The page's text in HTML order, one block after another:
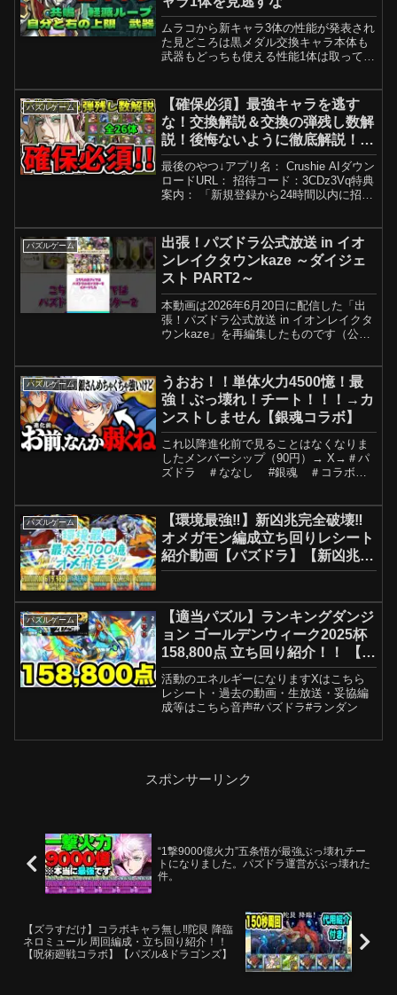
ムラコから新キャラ3体の性能が発表され
た見どころは黒メダル交換キャラ本体も
武器もどっちも使える性能1体は取ってお
す】この動画が役に立ったら、ぜひ...
パズルゲーム
【確保必須】最強キャラを逃す
な！交換解説＆交換の弾残し数解
説！後悔ないように徹底解説！ぬ
らりひょん/式神使いと妖【パズ
ドラ】
最後のやつ↓アプリ名： Crushie AIダウン
ロードURL： 招待コード：3CDz3Vq特典
案内： 「新規登録から24時間以内に招待
りひょん#式...
パズルゲーム
出張！パズドラ公式放送 in イオ
ンレイクタウンkaze ～ダイジェ
スト PART2～
本動画は2026年6月20日に配信した「出
張！パズドラ公式放送 in イオンレイクタ
ウンkaze」を再編集したものです（公開
トMC：坂本麻子・山本大介プロデュー...
パズルゲーム
うおお！！単体火力4500憶！最
強！ぶっ壊れ！チート！！！→カ
ンストしません【銀魂コラボ】
これ以降進化前で見ることはなくなりま
したメンバーシップ（90円）→ X→＃パ
ズドラ ＃ななし #銀魂 ＃コラボ #
パズルゲーム
【環境最強‼︎】新凶兆完全破壊‼︎
オメガモン編成立ち回りレシート
紹介動画【パズドラ】【新凶兆】
【オメガモン】
パズルゲーム
【適当パズル】ランキングダンジ
ョン ゴールデンウィーク2025杯
158,800点 立ち回り紹介！！ 【パ
ズル&ドラゴンズ/#パズドラ】
活動のエネルギーになりますXはこちら
レシート・過去の動画・生放送・妥協編
成等はこちら音声#パズドラ#ランダン
スポンサーリンク
“1撃9000億火力”五条悟が最強ぶっ壊れチー
トになりました。パズドラ運営がぶっ壊れた
件。
【ズラすだけ】コラボキャラ無し‼️陀艮 降臨
ネロミュール 周回編成・立ち回り紹介！！
【呪術廻戦コラボ】【パズル&ドラゴンズ】